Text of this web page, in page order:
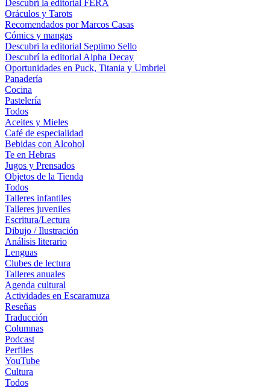
Descubrí la editorial FERA
Oráculos y Tarots
Recomendados por Marcos Casas
Cómics y mangas
Descubri la editorial Septimo Sello
Descubrí la editorial Alpha Decay
Oportunidades en Puck, Titania y Umbriel
Panadería
Cocina
Pastelería
Todos
Aceites y Mieles
Café de especialidad
Bebidas con Alcohol
Te en Hebras
Jugos y Prensados
Objetos de la Tienda
Todos
Talleres infantiles
Talleres juveniles
Escritura/Lectura
Dibujo / Ilustración
Análisis literario
Lenguas
Clubes de lectura
Talleres anuales
Agenda cultural
Actividades en Escaramuza
Reseñas
Traducción
Columnas
Podcast
Perfiles
YouTube
Cultura
Todos